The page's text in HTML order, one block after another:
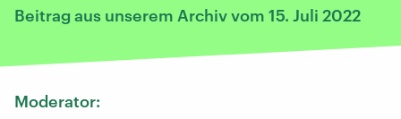
Beitrag aus unserem Archiv vom 15. Juli 2022
Moderator: